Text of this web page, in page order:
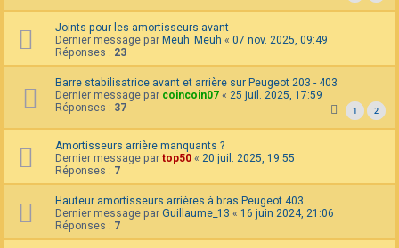
Joints pour les amortisseurs avant
Dernier message par Meuh_Meuh « 07 nov. 2025, 09:49
Réponses : 23
Barre stabilisatrice avant et arrière sur Peugeot 203 - 403
Dernier message par coincoin07 « 25 juil. 2025, 17:59
Réponses : 37 1 2
Amortisseurs arrière manquants ?
Dernier message par top50 « 20 juil. 2025, 19:55
Réponses : 7
Hauteur amortisseurs arrières à bras Peugeot 403
Dernier message par Guillaume_13 « 16 juin 2024, 21:06
Réponses : 7